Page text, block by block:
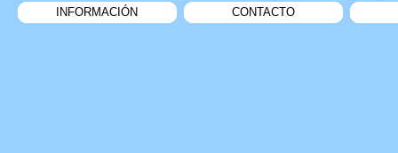
INFORMACIÓN CONTACTO